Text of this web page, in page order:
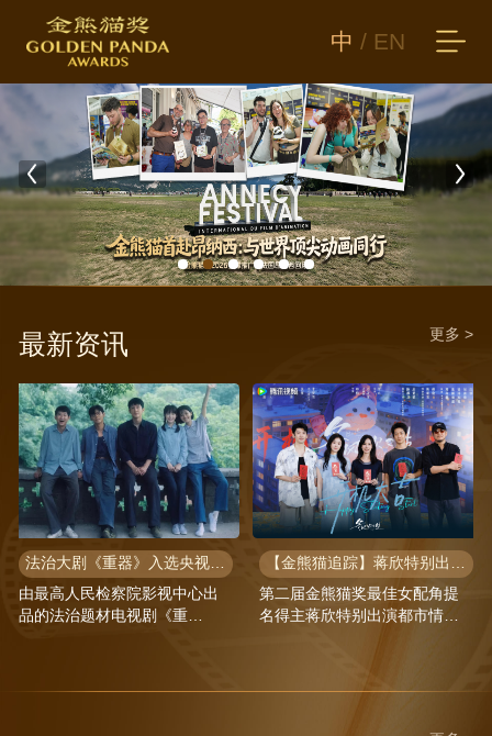
最新资讯 更多 >
法治大剧《重器》入选央视年度片单 黄景瑜蒋奇明演绎司法青春群像
由最高人民检察院影视中心出
品的法治题材电视剧《重
【金熊猫追踪】蒋欣特别出演都市情感剧《冬风吹又生》正式开机
第二届金熊猫奖最佳女配角提
名得主蒋欣特别出演都市情感
中 / EN